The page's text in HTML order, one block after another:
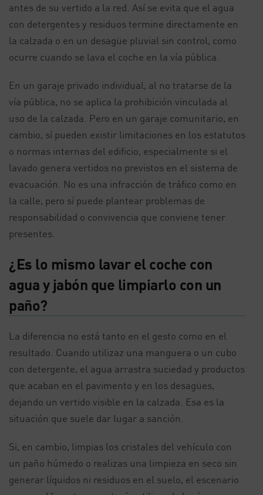
antes de su vertido a la red. Así se evita que el agua
con detergentes y residuos termine directamente en
la calzada o en un desagüe pluvial sin control, como
ocurre cuando se lava el coche en la vía pública.
En un garaje privado individual, al no tratarse de la
vía pública, no se aplica la prohibición vinculada al
uso de la calzada. Pero en un garaje comunitario, en
cambio, sí pueden existir limitaciones en los estatutos
o normas internas del edificio, especialmente si el
lavado genera vertidos no previstos en el sistema de
evacuación. No es una infracción de tráfico como en
la calle, pero sí puede plantear problemas de
responsabilidad o convivencia que conviene tener
presentes.
¿Es lo mismo lavar el coche con
agua y jabón que limpiarlo con un
paño?
La diferencia no está tanto en el gesto como en el
resultado. Cuando utilizaz una manguera o un cubo
con detergente, el agua arrastra suciedad y productos
que acaban en el pavimento y en los desagües,
dejando un vertido visible en la calzada. Esa es la
situación que suele dar lugar a sanción.
Si, en cambio, limpias los cristales del vehículo con
un paño húmedo o realizas una limpieza en seco sin
generar líquidos ni residuos en el suelo, el escenario